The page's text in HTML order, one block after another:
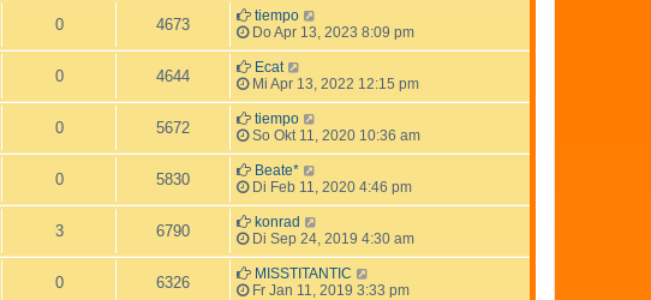
0 4673
tiempo
Do Apr 13, 2023 8:09 pm
0 4644
Ecat
Mi Apr 13, 2022 12:15 pm
0 5672
tiempo
So Okt 11, 2020 10:36 am
0 5830
Beate*
Di Feb 11, 2020 4:46 pm
3 6790
konrad
Di Sep 24, 2019 4:30 am
0 6326
MISSTITANTIC
Fr Jan 11, 2019 3:33 pm